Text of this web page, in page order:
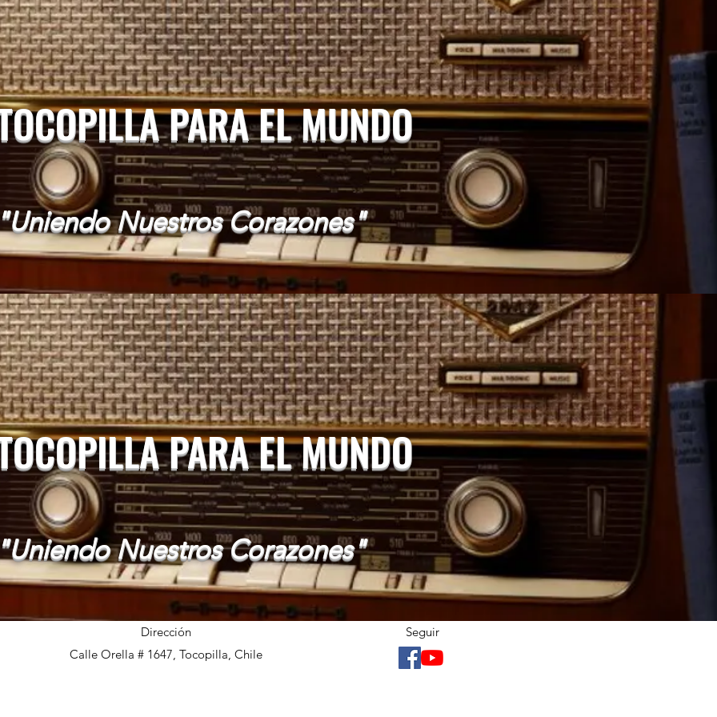
PARA EL MUNDO
Nuestros Corazones"
PARA EL MUNDO
Nuestros Corazones"
Dirección
Calle Orella # 1647, Tocopilla, Chile
Seguir